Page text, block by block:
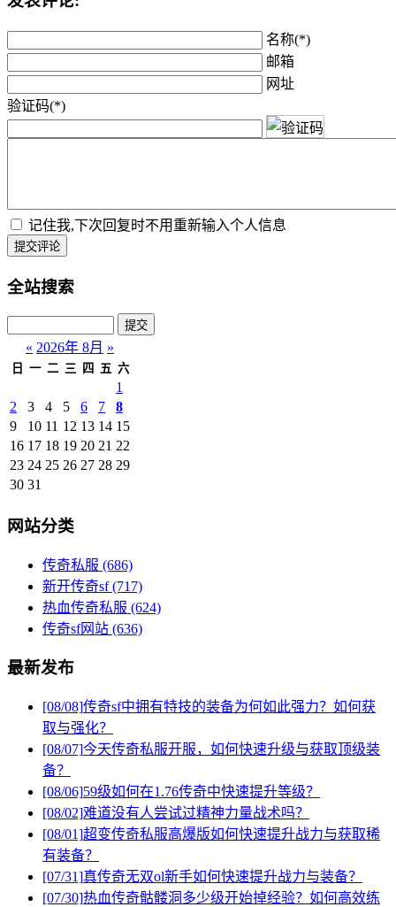
名称(*)
邮箱
网址
验证码(*)
记住我,下次回复时不用重新输入个人信息
提交评论
全站搜索
« 2026年 8月 »
日 一 二 三 四 五 六
1
2
3 4 5 6 7
8
9
10 11 12 13 14 15
16 17 18 19 20 21 22
23 24 25 26 27 28 29
30 31
网站分类
传奇私服 (686)
新开传奇sf(717)
热血传奇私服 (624)
传奇sf网站 (636)
最新发布
[08/08]传奇sf中拥有特技的装备为何如此强力？如何获
取与强化？
[08/07]今天传奇私服开服，如何快速升级与获取顶级装
备？
[08/06]59级如何在1.76传奇中快速提升等级？
[08/02]难道没有人尝试过精神力量战术吗？
[08/01]超变传奇私服高爆版如何快速提升战力与获取稀
有装备？
[07/31]真传奇无双ol新手如何快速提升战力与装备？
[07/30]热血传奇骷髅洞多少级开始掉经验？如何高效练